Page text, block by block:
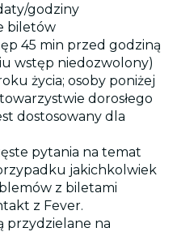
godziny
biletów
45 min przed godziną
wstęp niedozwolony)
życia; osoby poniżej
dorosłego
dostosowany dla
pytania na temat
jakichkolwiek
z biletami
z Fever.
przydzielane na